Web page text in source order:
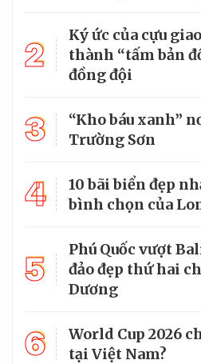
2
Ký ức của cựu
thành “tấm bản
đồng đội
3
“Kho báu xanh”
Trường Sơn
4
10 bãi biển đẹp
bình chọn của
5
Phú Quốc vượt
đảo đẹp thứ hai
Dương
6
World Cup 2026
tại Việt Nam?